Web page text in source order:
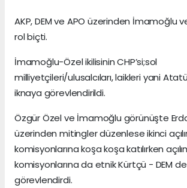
AKP, DEM ve APO üzerinden İmamoğlu
rol biçti.
İmamoğlu-Özel ikilisinin CHP’si;sol
milliyetçileri/ulusalcıları, laikleri yani
iknaya görevlendirildi.
Özgür Özel ve İmamoğlu görünüşte
üzerinden mitingler düzenlese ikinci
komisyonlarına koşa koşa katılırken
komisyonlarına da etnik Kürtçü - DEM
görevlendirdi.